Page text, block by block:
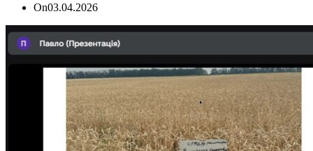
On03.04.2026